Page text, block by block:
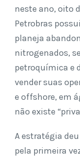
neste ano, oito
Petrobras
planeja
nitrogenados,
petroquímica e
vender suas
e offshore, em
não existe
A estratégia
pela primeira